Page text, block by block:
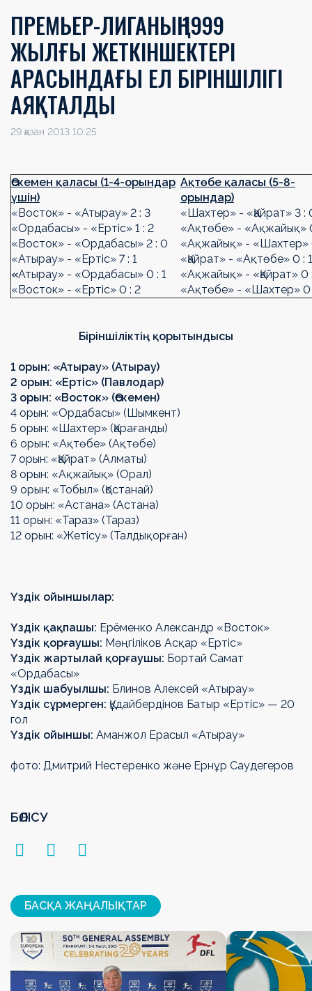
ПРЕМЬЕР-ЛИГАНЫҢ 1999
ЖЫЛҒЫ ЖЕТКІНШЕКТЕРІ
АРАСЫНДАҒЫ ЕЛ БІРІНШІЛІГІ
АЯҚТАЛДЫ
29 қазан 2013 10:25
Өскемен қаласы (1-4-орындар
үшін)
«Восток» - «Атырау» 2 : 3
«Ордабасы» - «Ертіс» 1 : 2
«Восток» - «Ордабасы» 2 : 0
«Атырау» - «Ертіс» 7 : 1
«Атырау» - «Ордабасы» 0 : 1
«Восток» - «Ертіс» 0 : 2
Ақтөбе қаласы (5-8-
орындар)
«Шахтер» - «Қайрат» 3 :
«Ақтөбе» - «Ақжайық»
«Ақжайық» - «Шахтер»
«Қайрат» - «Ақтөбе» 0 : 1
«Ақжайық» - «Қайрат» 0
«Ақтөбе» - «Шахтер» 0
Біріншіліктің қорытындысы
1 орын: «Атырау» (Атырау)
2 орын: «Ертіс» (Павлодар)
3 орын: «Восток» (Өскемен)
4 орын: «Ордабасы» (Шымкент)
5 орын: «Шахтер» (Қарағанды)
6 орын: «Ақтөбе» (Ақтөбе)
7 орын: «Қайрат» (Алматы)
8 орын: «Ақжайық» (Орал)
9 орын: «Тобыл» (Қостанай)
10 орын: «Астана» (Астана)
11 орын: «Тараз» (Тараз)
12 орын: «Жетісу» (Талдықорған)
Үздік ойыншылар:
Үздік қақпашы: Ерёменко Александр «Восток»
Үздік қорғаушы: Мәңгіліков Асқар «Ертіс»
Үздік жартылай қорғаушы: Бортай Самат
«Ордабасы»
Үздік шабуылшы: Блинов Алексей «Атырау»
Үздік сұрмерген: Құдайбердінов Батыр «Ертіс» — 20
гол
Үздік ойыншы: Аманжол Ерасыл «Атырау»
фото: Дмитрий Нестеренко және Ернұр Саудегеров
БӨЛІСУ
БАСҚА ЖАҢАЛЫҚТАР